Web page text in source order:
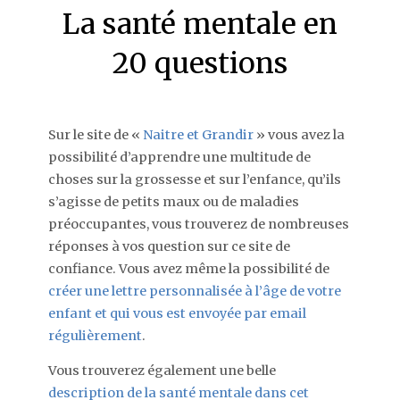
La santé mentale en
20 questions
Sur le site de « Naitre et Grandir» vous avez la
possibilité d’apprendre une multitude de
choses sur la grossesse et sur l’enfance, qu’ils
s’agisse de petits maux ou de maladies
préoccupantes, vous trouverez de nombreuses
réponses à vos question sur ce site de
confiance. Vous avez même la possibilité de
créer une lettre personnalisée à l’âge de votre
enfant et qui vous est envoyée par email
régulièrement.
Vous trouverez également une belle
description de la santé mentale dans cet